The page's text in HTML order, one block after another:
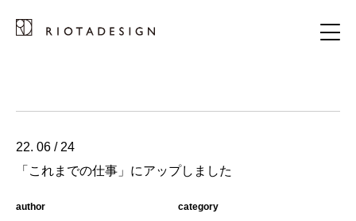
22. 06 / 24
「これまでの仕事」にアップしました
author category